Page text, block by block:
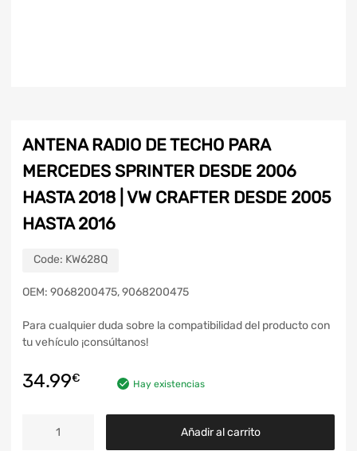
ANTENA RADIO DE TECHO PARA
MERCEDES SPRINTER DESDE 2006
HASTA 2018 | VW CRAFTER DESDE 2005
HASTA 2016
Code: KW628Q
OEM: 9068200475, 9068200475
Para cualquier duda sobre la compatibilidad del producto con
tu vehículo ¡consúltanos!
34.99€ Hay existencias
Añadir al carrito